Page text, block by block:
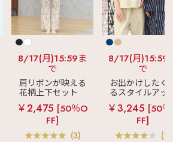
8/17(月)15:59ま
で
肩リボンが映える
花柄上下セット
メニーフラワー ロ
ングパンツ 上下セ
ット
￥2,475 [50％O
FF]
(3)
8/17(月)15:59
で
お出かけしたく
るスタイルアッ
見え
ストライ
フリル ロングパ
ツ 綿混 上下セ
￥3,245 [50
FF]
(1)